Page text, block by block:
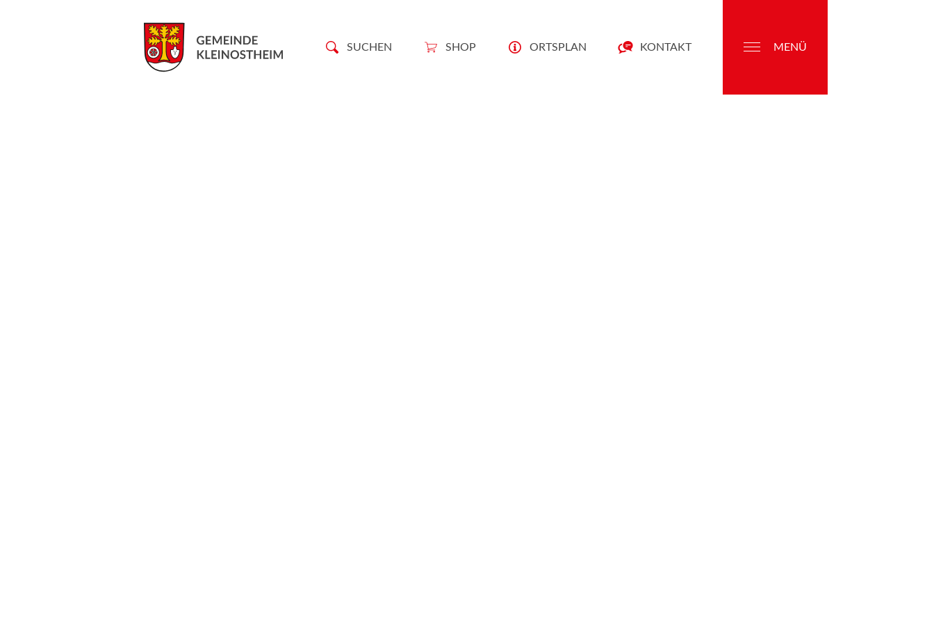
SUCHEN SHOP ORTSPLAN KONTAKT MENÜ